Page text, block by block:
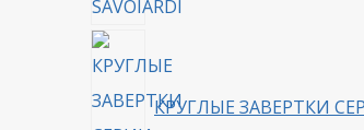
КРУГЛЫЕ ЗАВЕРТКИ